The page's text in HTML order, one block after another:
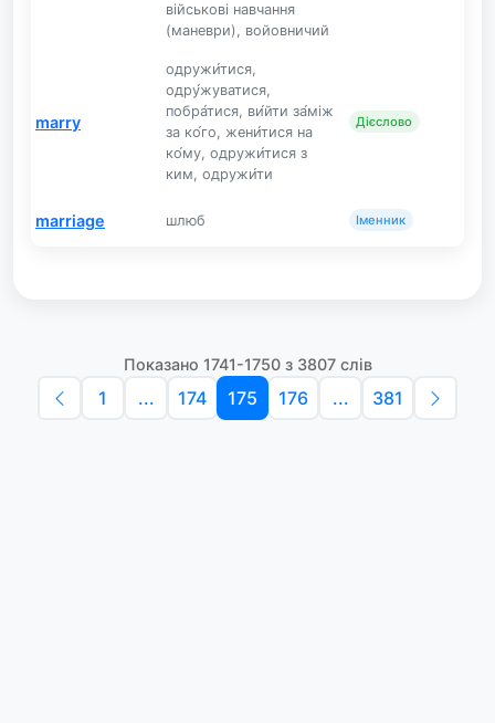
військові навчання
(маневри), войовничий
marry
одружи́тися,
одру́жуватися,
побра́тися, ви́йти за́між
за ко́го, жени́тися на
ко́му, одружи́тися з
ким, одружи́ти
Дієслово
marriage шлюб Іменник
Показано 1741-1750 з 3807 слів
1 ... 174 175 176 ... 381